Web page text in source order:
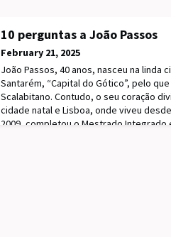
10 perguntas a João Passos
February 21, 2025
João Passos, 40 anos, nasceu na linda
Santarém, “Capital do Gótico”, pelo
Scalabitano. Contudo, o seu coração
cidade natal e Lisboa, onde viveu
2009, completou o Mestrado Integrado